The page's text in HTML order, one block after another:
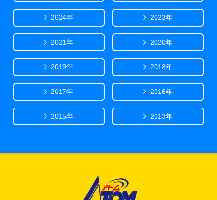
2024年 2023年
2021年 2020年
2019年 2018年
2017年 2016年
2015年 2013年